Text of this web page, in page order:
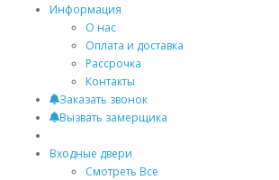
Информация
О нас
Оплата и доставка
Рассрочка
Контакты
Заказать звонок
Вызвать замерщика
Входные двери
Смотреть Все